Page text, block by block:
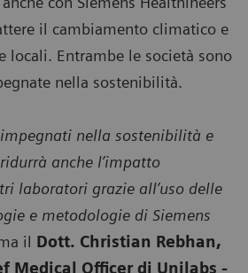
il cambiamento climatico e
locali. Entrambe le società sono
nella sostenibilità.
nella sostenibilità e
anche l’impatto
laboratori grazie all’uso delle
e metodologie di Siemens
il Dott. Christian Rebhan,
Medical Officer di Unilabs -